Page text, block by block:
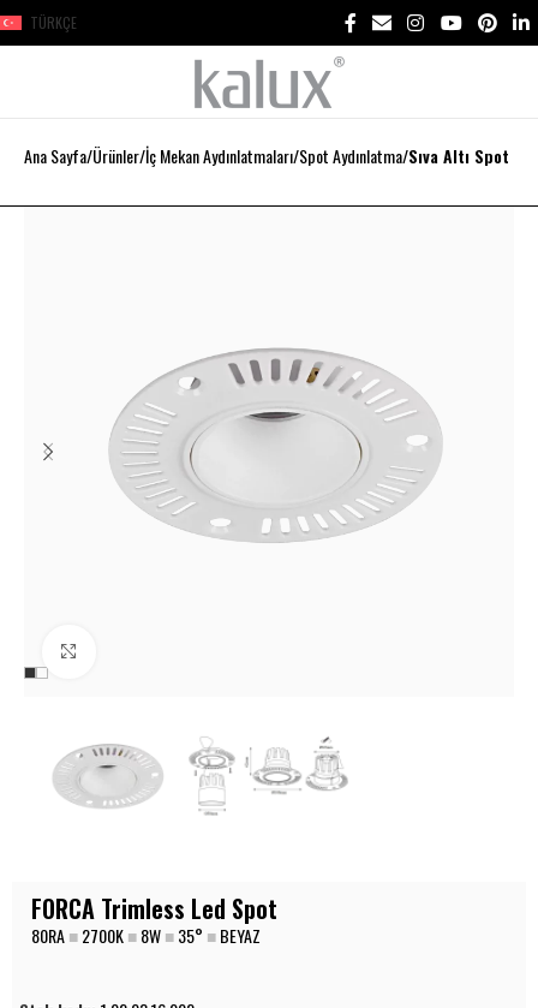
TÜRKÇE
Ana Sayfa Ürünler İç Mekan Aydınlatmaları Spot Aydınlatma Sıva Altı Spot
FORCA Trimless Led Spot
80RA■2700K■8W■35° ■BEYAZ